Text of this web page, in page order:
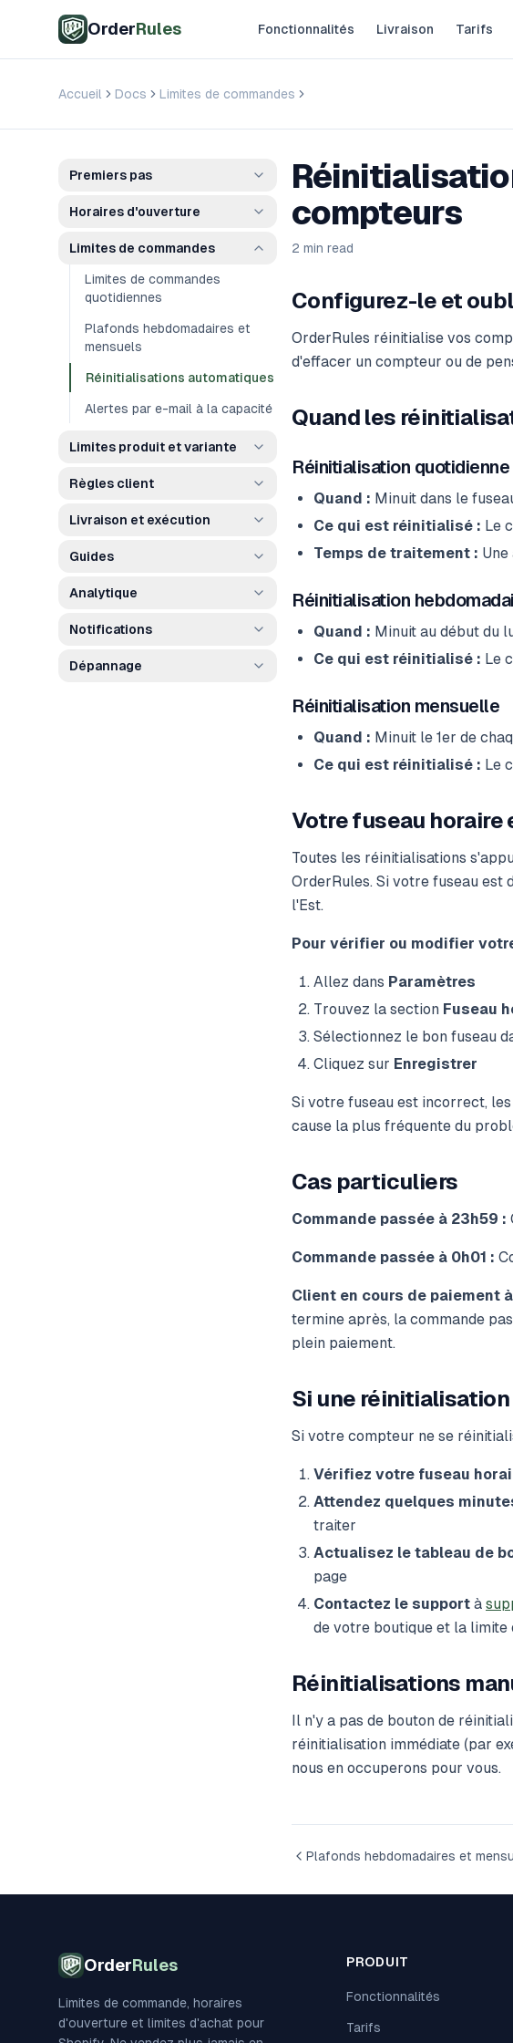
OrderRules Fonctionnalités Livraison Tarifs
Accueil Docs Limites de commandes
Premiers pas
Horaires d'ouverture
Limites de commandes
Limites de commandes
quotidiennes
Plafonds hebdomadaires et
mensuels
Réinitialisations automatiques
Alertes par e-mail à la capacité
Limites produit et variante
Règles client
Livraison et exécution
Guides
Analytique
Notifications
Dépannage
compteurs
2 min read
Configurez-le et
OrderRules réinitialise vos
d'effacer un compteur ou de
Quand les
Réinitialisation quotidienne
Quand : Minuit dans le
Ce qui est réinitialisé : Le
Temps de traitement :
Réinitialisation
Quand : Minuit au début du
Ce qui est réinitialisé : Le
Réinitialisation mensuelle
Quand : Minuit le 1er de
Ce qui est réinitialisé : Le
Votre fuseau
Toutes les réinitialisations
OrderRules. Si votre fuseau
l'Est.
Pour vérifier ou modifier
Allez dans Paramètres
Trouvez la section Fuseau
Sélectionnez le bon fuseau
Cliquez sur Enregistrer
Si votre fuseau est incorrect,
cause la plus fréquente du
Cas particuliers
Commande passée à 23h59 :
Commande passée à 0h01 :
Client en cours de paiement
termine après, la commande
plein paiement.
Si une
Si votre compteur ne se
Vérifiez votre fuseau
Attendez quelques
traiter
Actualisez le tableau de
page
Contactez le support à
de votre boutique et la limite
Réinitialisations
Il n'y a pas de bouton de
réinitialisation immédiate (par
nous en occuperons pour vous.
Plafonds hebdomadaires et
OrderRules
Limites de commande, horaires
d'ouverture et limites d'achat pour
PRODUIT
Fonctionnalités
Tarifs